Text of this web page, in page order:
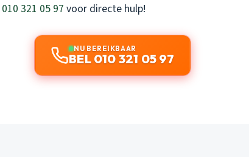
010 321 05 97 voor directe hulp!
NU BEREIKBAAR
BEL 010 321 05 97